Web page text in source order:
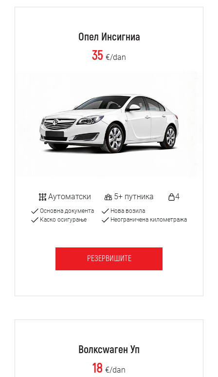
Опел Инсигниа
35 €/dan
Аутоматски 5+ путника 4
Основна документа
Каско осигурање
Нова возила
Неограничена километража
РЕЗЕРВИШИТЕ
Волксwаген Уп
18 €/dan